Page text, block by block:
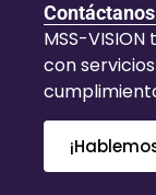
Contáctanos
MSS-
con